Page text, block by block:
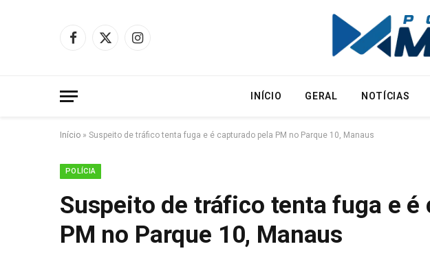
Facebook
X
Instagram
INÍCIO GERAL NOTÍCIAS
Início » Suspeito de tráfico tenta fuga e é capturado pela PM no Parque 10, Manaus
POLÍCIA
Suspeito de tráfico tenta fuga e é
PM no Parque 10, Manaus